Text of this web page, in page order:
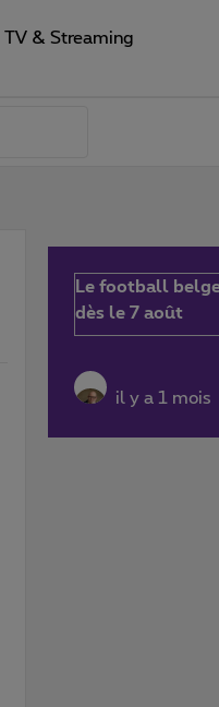
TV & Streaming
Le football
dès le 7 août
il y a 1 mois